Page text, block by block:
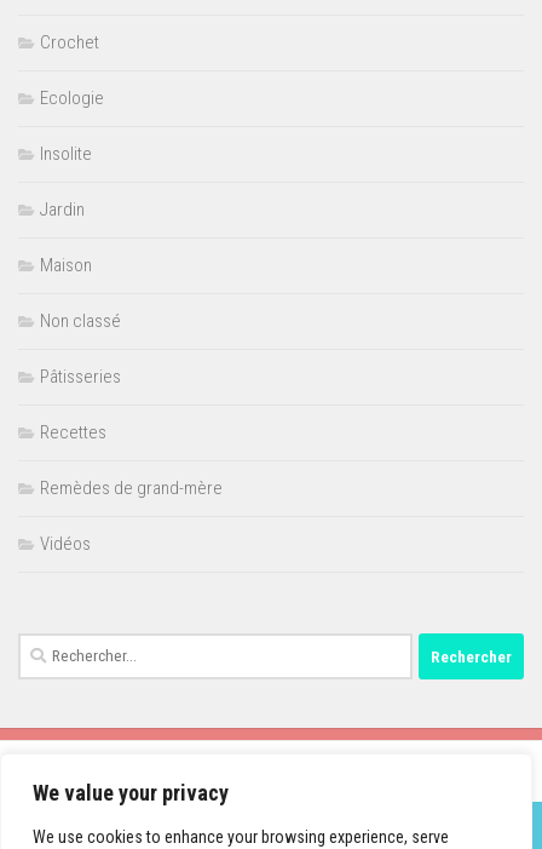
We value your privacy
We use cookies to enhance your browsing experience, serve
Crochet
Ecologie
Insolite
Jardin
Maison
Non classé
Pâtisseries
Recettes
Remèdes de grand-mère
Vidéos
Rechercher :